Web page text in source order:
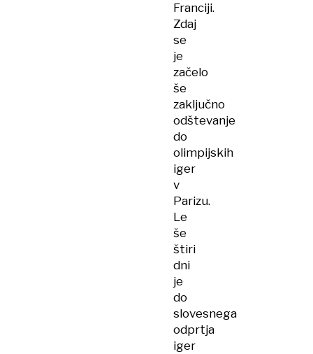
Franciji.
Zdaj
se
je
začelo
še
zaključno
odštevanje
do
olimpijskih
iger
v
Parizu.
Le
še
štiri
dni
je
do
slovesnega
odprtja
iger